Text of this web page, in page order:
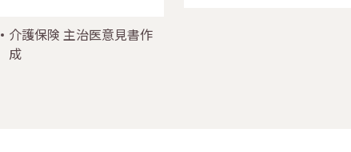
介護保険 主治医意見書作
成